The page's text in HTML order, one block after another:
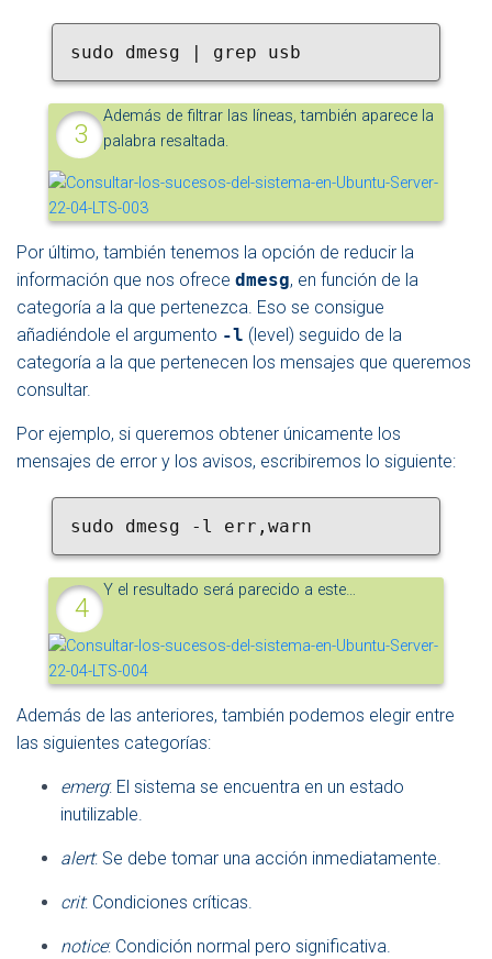
sudo dmesg | grep usb
Además de filtrar las líneas, también aparece la
palabra resaltada.
Por último, también tenemos la opción de reducir la
información que nos ofrece dmesg, en función de la
categoría a la que pertenezca. Eso se consigue
añadiéndole el argumento -l (level) seguido de la
categoría a la que pertenecen los mensajes que queremos
consultar.
Por ejemplo, si queremos obtener únicamente los
mensajes de error y los avisos, escribiremos lo siguiente:
sudo dmesg -l err,warn
Y el resultado será parecido a este…
Además de las anteriores, también podemos elegir entre
las siguientes categorías:
emerg: El sistema se encuentra en un estado
inutilizable.
alert: Se debe tomar una acción inmediatamente.
crit: Condiciones críticas.
notice: Condición normal pero significativa.